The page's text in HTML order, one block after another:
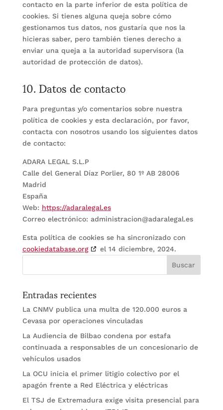
contacto en la parte inferior de esta política de
cookies. Si tienes alguna queja sobre cómo
gestionamos tus datos, nos gustaría que nos la
hicieras saber, pero también tienes derecho a
enviar una queja a la autoridad supervisora (la
autoridad de protección de datos).
10. Datos de contacto
Para preguntas y/o comentarios sobre nuestra
política de cookies y esta declaración, por favor,
contacta con nosotros usando los siguientes datos
de contacto:
ADARA LEGAL S.L.P
Calle del General Díaz Porlier, 80 1º AB 28006
Madrid
España
Web: https://adaralegal.es
Correo electrónico: administracion@adaralegal.es
Esta política de cookies se ha sincronizado con
cookiedatabase.org
el 14 diciembre, 2024.
Entradas recientes
La CNMV publica una multa de 120.000 euros a
Cevasa por operaciones vinculadas
La Audiencia de Bilbao condena por estafa
continuada a responsables de un concesionario de
vehículos usados
La OCU inicia el primer litigio colectivo por el
apagón frente a Red Eléctrica y eléctricas
El TSJ de Extremadura exige visita presencial para